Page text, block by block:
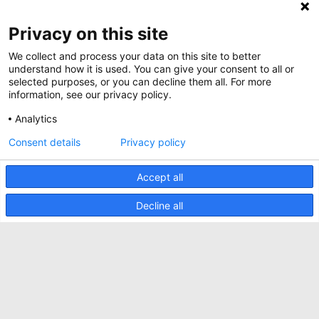
Whitepapers
Specification Tools
Jobs
News
Cases
Upcoming events
Contact us
Terms and conditions
CO2 awareness ladder
Politique de confidentialité
Signaler un incident de sécurité
Minkels utilise des cookies pour s'assurer que
vous avez la meilleure expérience possible sur
notre site web. Les cookies fonctionnels
assurent le bon fonctionnement du site web et
sont toujours utilisés. Minkels utilise également
des cookies analytiques, des cookies de médias
sociaux et des cookies pour la publicité et le
marketing.
Pour en savoir plus sur les différents types de
. Si vous ne souhaitez pas
accepter nos cookies (à l'exception des cookies
fonctionnels), cliquezici.
Privacy on this site
We collect and process your data on this site to better
understand how it is used. You can give your consent to all or
selected purposes, or you can decline them all. For more
information, see our privacy policy.
Analytics
Accept all
Decline all
Consent details Privacy policy